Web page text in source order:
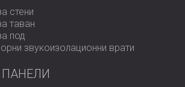
на място, за да се определят
честоти и критичните точки на
трябваше също така да осигури
и да отговаря на изискванията
стени
таван
под
звукоизолационни врати